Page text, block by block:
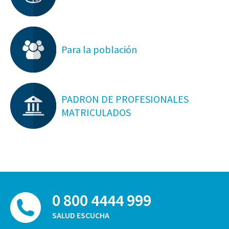
Para la población
PADRON DE PROFESIONALES
MATRICULADOS
0 800 4444 999
SALUD ESCUCHA